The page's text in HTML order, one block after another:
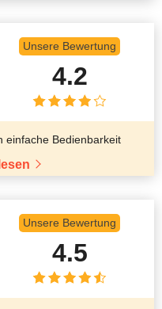
Unsere Bewertung
4.2
einfache Bedienbarkeit
Unsere Bewertung
4.5